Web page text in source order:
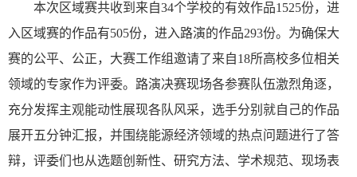
本次区域赛共收到来自34个学校的有效作品1525份，进
入区域赛的作品有505份，进入路演的作品293份。为确保大
赛的公平、公正，大赛工作组邀请了来自18所高校多位相关
领域的专家作为评委。路演决赛现场各参赛队伍激烈角逐，
充分发挥主观能动性展现各队风采，选手分别就自己的作品
展开五分钟汇报，并围绕能源经济领域的热点问题进行了答
辩，评委们也从选题创新性、研究方法、学术规范、现场表